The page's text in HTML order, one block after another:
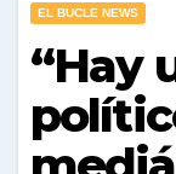
EL BUCLE NEWS
“Hay